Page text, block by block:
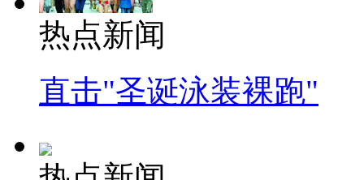
热点新闻
直击"圣诞泳装裸跑"